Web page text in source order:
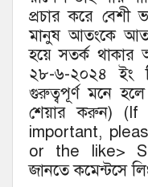
প্রচার করে বেশী
মানুষ আতংকে
হয়ে সতর্ক থাকার
২৮-৬-২০২৪ ইং
গুরুত্বপূর্ণ মনে
শেয়ার করুন)
important,
or the like>
জানতে কমেন্টসে